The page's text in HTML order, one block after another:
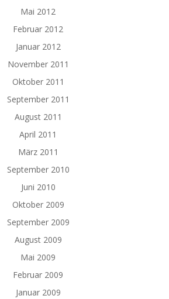
Mai 2012
Februar 2012
Januar 2012
November 2011
Oktober 2011
September 2011
August 2011
April 2011
März 2011
September 2010
Juni 2010
Oktober 2009
September 2009
August 2009
Mai 2009
Februar 2009
Januar 2009